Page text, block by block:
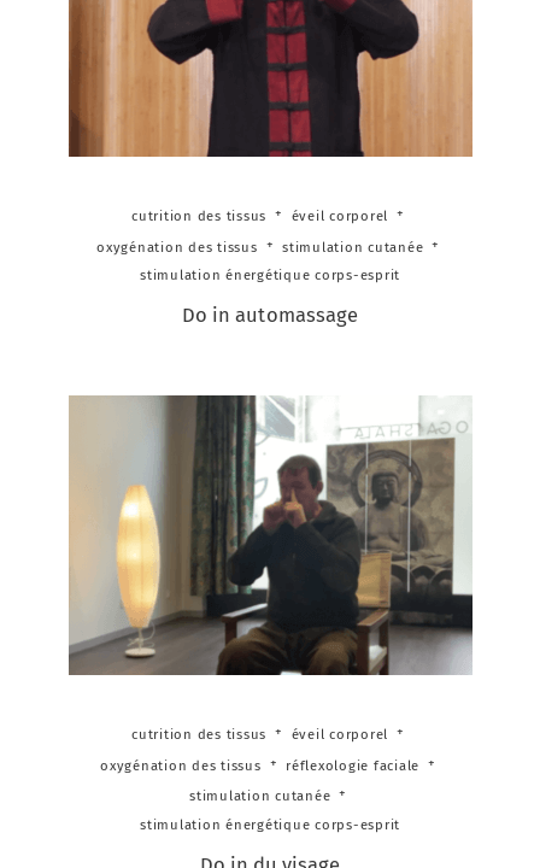
cutrition des tissus
éveil corporel
oxygénation des tissus
stimulation cutanée
stimulation énergétique corps-esprit
Do in automassage
cutrition des tissus
éveil corporel
oxygénation des tissus
réflexologie faciale
stimulation cutanée
stimulation énergétique corps-esprit